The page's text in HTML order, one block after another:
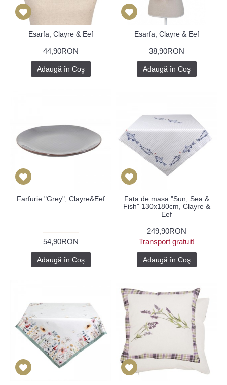
Esarfa, Clayre & Eef
44,90RON
Adaugă în Coş
Esarfa, Clayre & Eef
38,90RON
Adaugă în Coş
Farfurie "Grey", Clayre&Eef
54,90RON
Adaugă în Coş
Fata de masa "Sun, Sea &
Fish" 130x180cm, Clayre &
Eef
249,90RON
Transport gratuit!
Adaugă în Coş